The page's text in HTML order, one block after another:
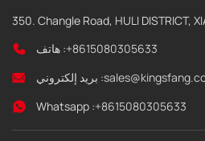
350. Changle Road, HULI DISTRICT,
هاتف :+8615080305633
بريد إلكتروني :
Whatsapp :+8615080305633